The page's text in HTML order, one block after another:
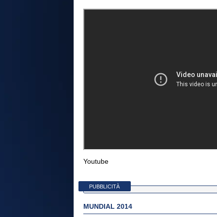
Youtube
PUBBLICITÀ
MUNDIAL 2014